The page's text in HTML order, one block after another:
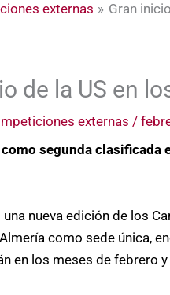
externas Gran
de la US en
externas /
segunda clasificada
nueva edición de los
como sede única,
en los meses de febrero y